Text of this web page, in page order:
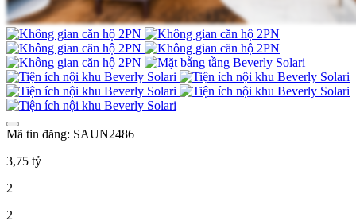
Mã tin đăng: SAUN2486
3,75 tỷ
2
2